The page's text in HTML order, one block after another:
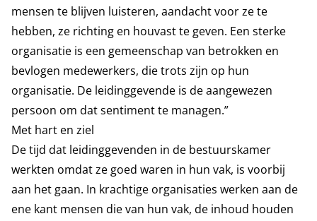
mensen te blijven luisteren, aandacht voor ze te
hebben, ze richting en houvast te geven. Een sterke
organisatie is een gemeenschap van betrokken en
bevlogen medewerkers, die trots zijn op hun
organisatie. De leidinggevende is de aangewezen
persoon om dat sentiment te managen.”
Met hart en ziel
De tijd dat leidinggevenden in de bestuurskamer
werkten omdat ze goed waren in hun vak, is voorbij
aan het gaan. In krachtige organisaties werken aan de
ene kant mensen die van hun vak, de inhoud houden